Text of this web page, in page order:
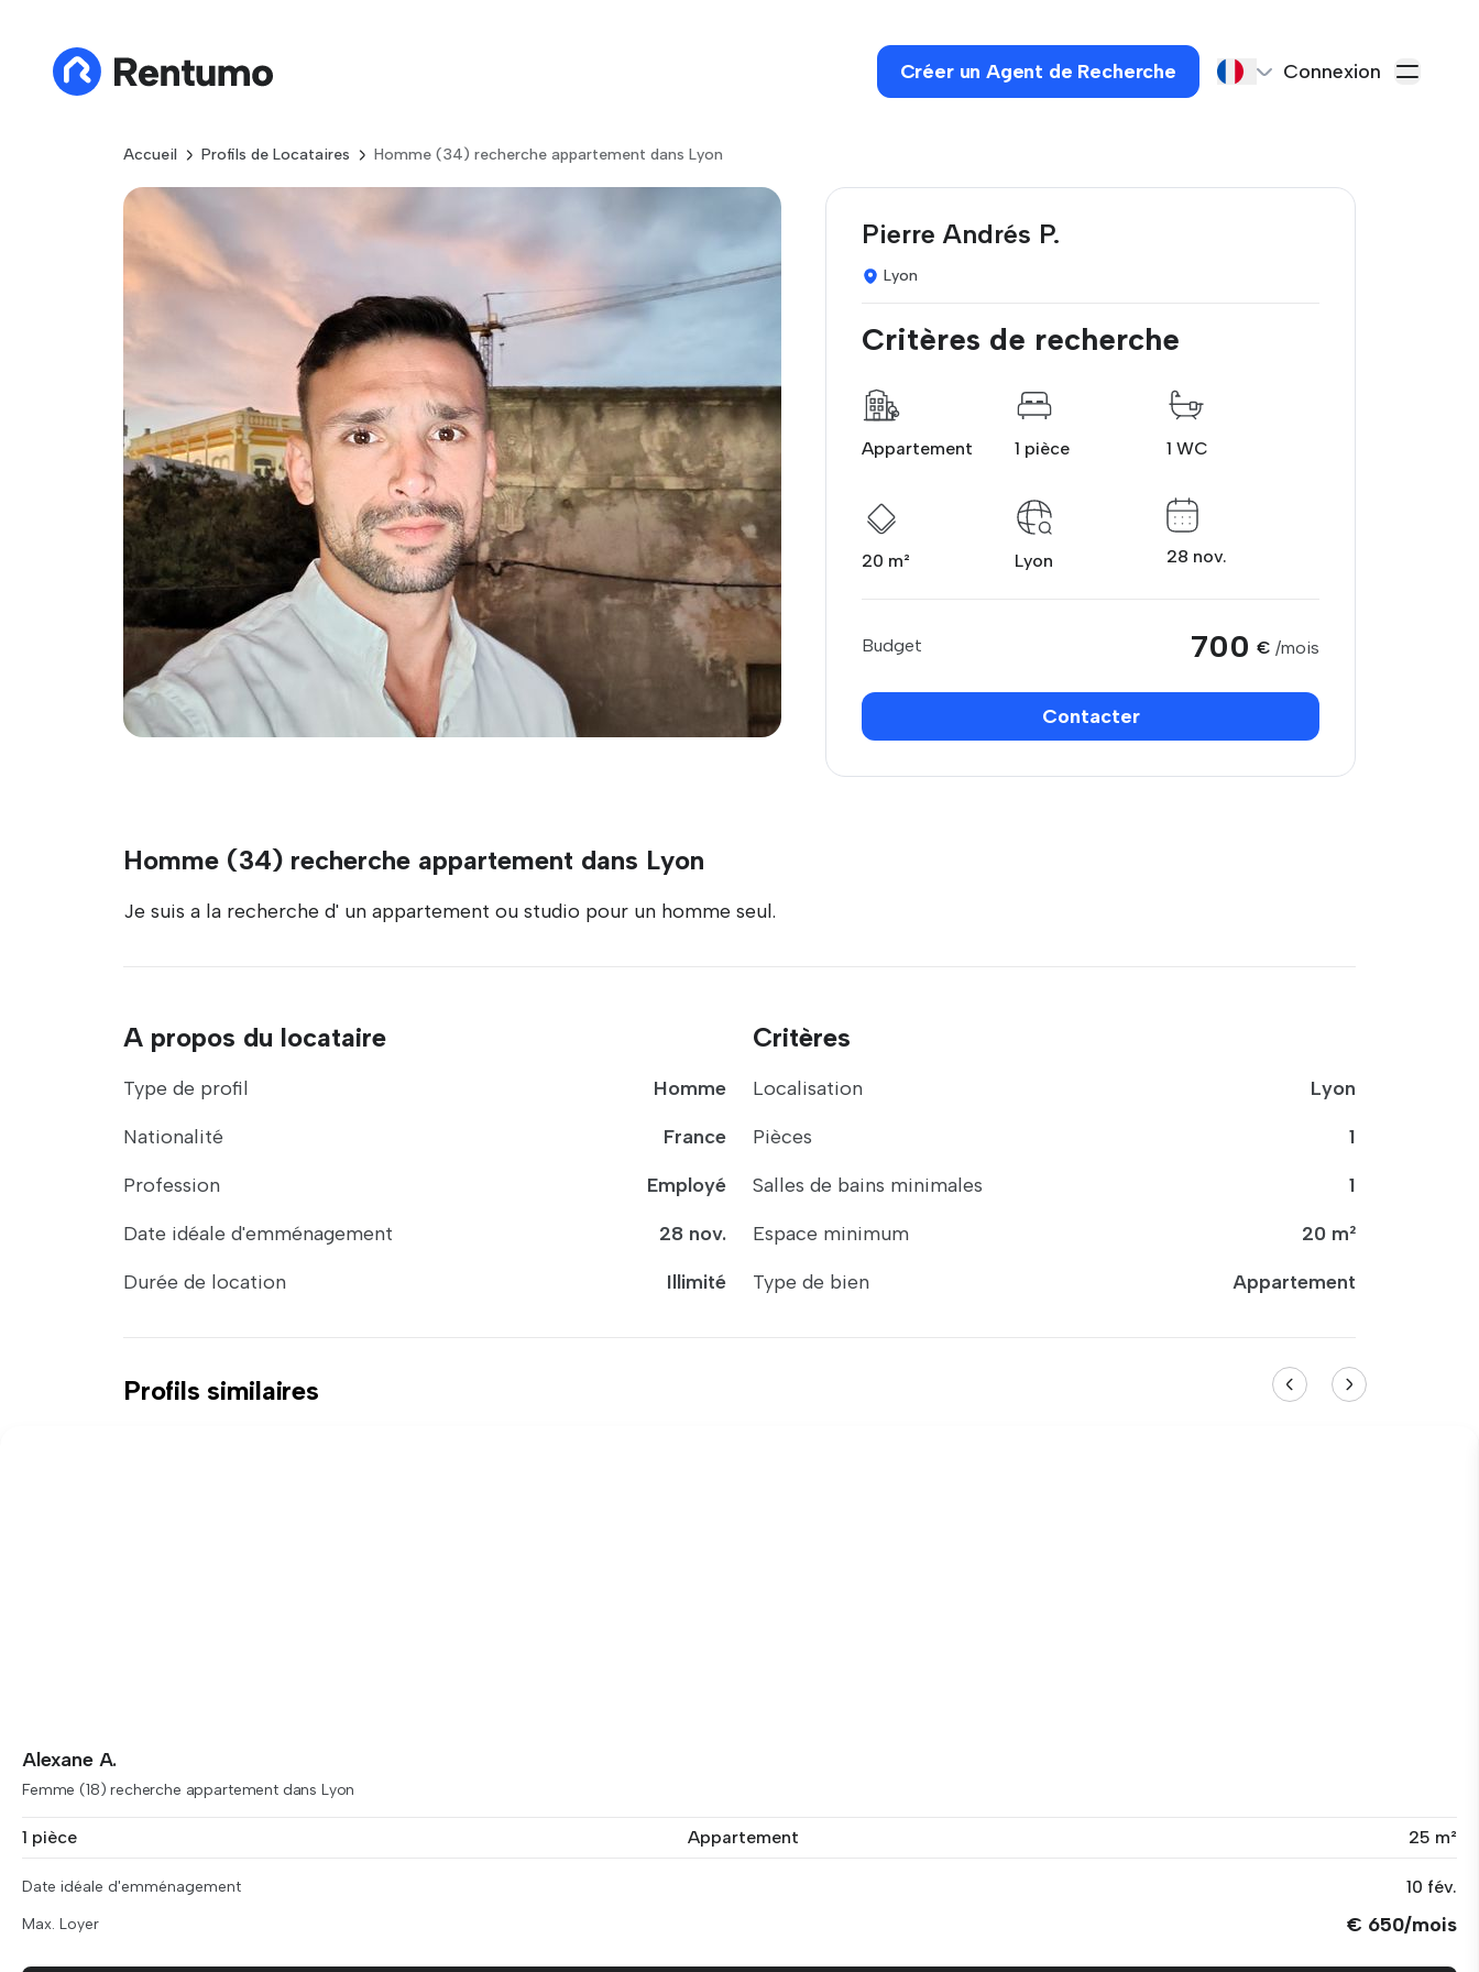
Créer un Agent de Recherche Connexion
Accueil Profils de Locataires Homme (34) recherche appartement dans Lyon
Pierre Andrés P.
Lyon
Critères de recherche
Appartement 1 pièce 1 WC
20 m² Lyon 28 nov.
Budget 700 € /mois
Contacter
Homme (34) recherche appartement dans Lyon
Je suis a la recherche d' un appartement ou studio pour un homme seul.
A propos du locataire
Type de profil
Homme
Nationalité
France
Profession
Employé
Date idéale d'emménagement
28 nov.
Durée de location
Illimité
Critères
Localisation
Lyon
Pièces
1
Salles de bains minimales
1
Espace minimum
20 m²
Type de bien
Appartement
Profils similaires
Alexane A.
Femme (18) recherche appartement dans Lyon
1 pièce Appartement 25 m²
Date idéale d'emménagement 10 fév.
Max. Loyer € 650/mois